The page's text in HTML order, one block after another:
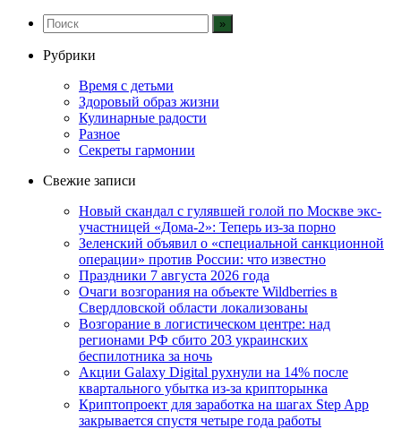
Рубрики
Время с детьми
Здоровый образ жизни
Кулинарные радости
Разное
Секреты гармонии
Свежие записи
Новый скандал с гулявшей голой по Москве экс-
участницей «Дома-2»: Теперь из-за порно
Зеленский объявил о «специальной санкционной
операции» против России: что известно
Праздники 7 августа 2026 года
Очаги возгорания на объекте Wildberries в
Свердловской области локализованы
Возгорание в логистическом центре: над
регионами РФ сбито 203 украинских
беспилотника за ночь
Акции Galaxy Digital рухнули на 14% после
квартального убытка из-за крипторынка
Криптопроект для заработка на шагах Step App
закрывается спустя четыре года работы